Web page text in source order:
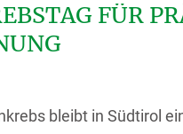
FÜR
bleibt in Südtirol